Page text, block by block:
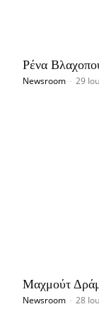
Ρένα
Newsroom - 29
Μαχμούτ
Newsroom - 28